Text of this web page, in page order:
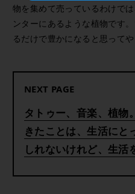
物を集めて売っているわけで
ンターにあるような植物です
るだけで豊かになると思ってや
NEXT PAGE
タトゥー、音楽、植物
きたことは、生活にと
しれないけれど、生活